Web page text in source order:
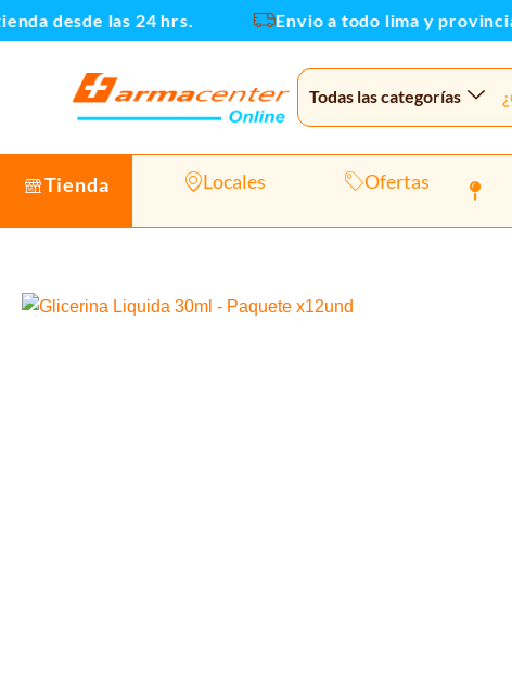
Ir
al
desde las 24 hrs. Envio a todo lima y provincias
Todas las categorías
Tienda Locales Ofertas